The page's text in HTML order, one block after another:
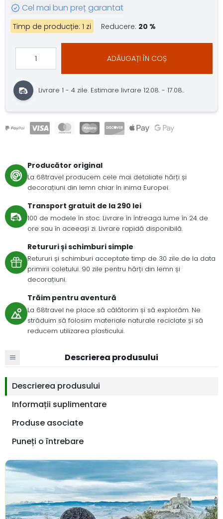
Cel mai bun preț garantat
Timp de producție: 1 zi Reducere: 20 %
ADĂUGAȚI ÎN COȘ
Livrare 1 - 4 zile. Estimare livrare 12.08. - 17.08..
Producător original
La 68travel producem cele mai detaliate hărți și
decorațiuni din lemn chiar în inima Europei.
Transport gratuit de la 290 lei
100 de modele în stoc. Livrare în întreaga lume în 24 de
ore sau în aceeași zi. Livrare rapidă disponibilă.
Retururi și schimburi simple
Retururi și schimburi acceptate timp de 30 zile de la data
primirii coletului. 90 zile pentru hărți din lemn și
decorațiuni.
Trăim pentru aventură
La 68travel ne place să călătorim și să explorăm. Ne
străduim să folosim materiale naturale reciclate și să
reducem utilizarea plasticului.
Descrierea produsului
Descrierea produsului
Informații suplimentare
Produse asociate
Puneți o întrebare